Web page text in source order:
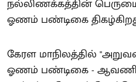
நல்லிணக்கத்தின்
ஓணம் பண்டிகை
கேரள மாநிலத்தில்
ஓணம் பண்டிகை - ஆவணி